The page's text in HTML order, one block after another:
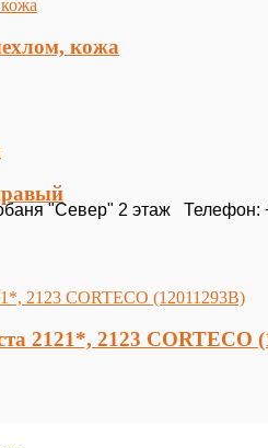
"Север" 2 этаж Телефон:
кожа
2121*, 2123 CORTECO